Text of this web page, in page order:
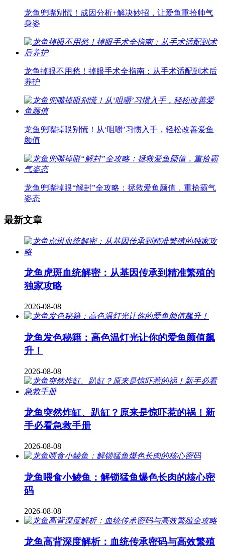
龙鱼兜嘴别慌！成因分析+解决妙招，让爱鱼重拾帅气
身姿
龙鱼掉眼不用愁！掉眼手术全指南：从手术适配到术后
养护
龙鱼兜嘴掉眼别慌！从‘咀嚼’习惯入手，轻松改善爱鱼
颜值
龙鱼兜嘴掉眼“解封”全攻略：拯救爱鱼颜值，重拾霸气
姿态
最新文章
龙鱼虎斑血统解密：从基因传承到精准繁殖的
独家攻略
2026-08-08
龙鱼发色秘籍：高色温灯光让你的爱鱼颜值飙
升！
2026-08-08
龙鱼突然炸缸、趴缸？原来是惊吓惹的祸！新
手必看急救手册
2026-08-08
龙鱼喂食小鲮鱼：解锁猛鱼爆色长肉的核心密
码
2026-08-08
龙鱼高背深度解析：血统传承密码与高效繁殖